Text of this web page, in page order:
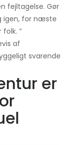
fejltagelse. Gør
igen, for næste
”
af
svarende
er